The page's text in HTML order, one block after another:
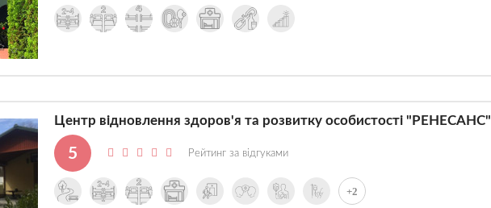
Центр відновлення здоров'я та розвитку особистості "РЕНЕСАНС"
5 Рейтинг за відгуками
+2